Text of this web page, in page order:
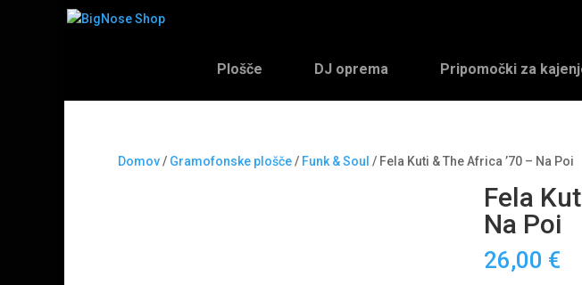
Plošče DJ oprema Pripomočki za
Domov/ Gramofonske plošče/ Funk & Soul / Fela Kuti & The Africa ’70 – Na Poi
Fela
Na Poi
26,00 €